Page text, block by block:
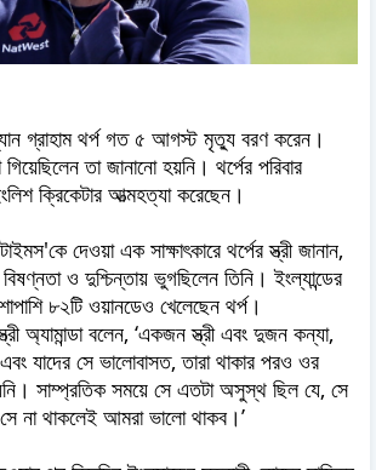
গ্রাহাম থর্প গত ৫ আগস্ট মৃত্যু বরণ করেন।
তা জানানো হয়নি। থর্পের পরিবার
ক্রিকেটার আত্মহত্যা করেছেন।
দেওয়া এক সাক্ষাৎকারে থর্পের স্ত্রী জানান,
ও দুশ্চিন্তায় ভুগছিলেন তিনি। ইংল্যান্ডের
৮২টি ওয়ানডেও খেলেছেন থর্প।
অ্যামান্ডা বলেন, ‘একজন স্ত্রী এবং দুজন কন্যা,
যাদের সে ভালোবাসত, তারা থাকার পরও ওর
সাম্প্রতিক সময়ে সে এতটা অসুস্থ ছিল যে, সে
না থাকলেই আমরা ভালো থাকব।’